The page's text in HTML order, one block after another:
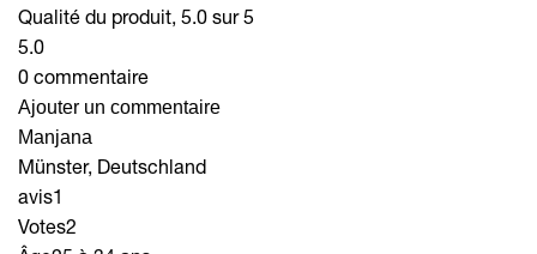
Qualité du produit, 5.0 sur 5
5.0
0 commentaire
Ajouter un commentaire
Manjana
Münster, Deutschland
avis1
Votes2